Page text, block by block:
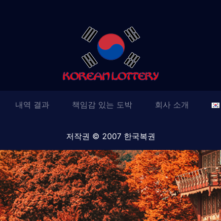
내역 결과 책임감 있는 도박 회사 소개
저작권 © 2007 한국복권